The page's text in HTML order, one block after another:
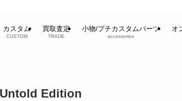
カスタム
CUSTOM
買取査定
TRADE
小物/プチカスタムパーツ
accessories
オ
Untold Edition